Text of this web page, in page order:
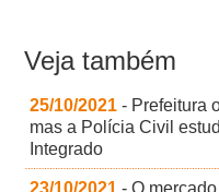
Veja também
25/10/2021 - Prefeitura
mas a Polícia Civil
Integrado
23/10/2021 - O